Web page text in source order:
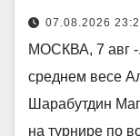
07.08.2026
МОСКВА, 7 авг
среднем весе
Шарабутдин
на турнире по